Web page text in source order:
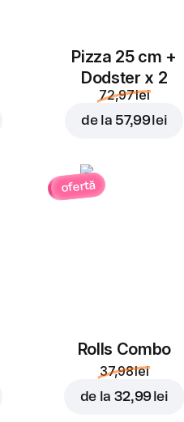
Pizza 25 cm +
Dodster x 2
72,97 lei
de la 57,99 lei
ofertă
Rolls Combo
37,98 lei
de la 32,99 lei